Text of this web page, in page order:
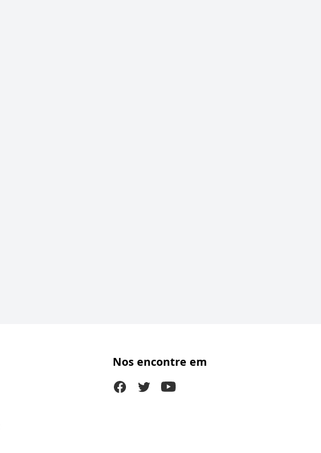
Nos encontre em
FacebookTwitter (X)Youtube